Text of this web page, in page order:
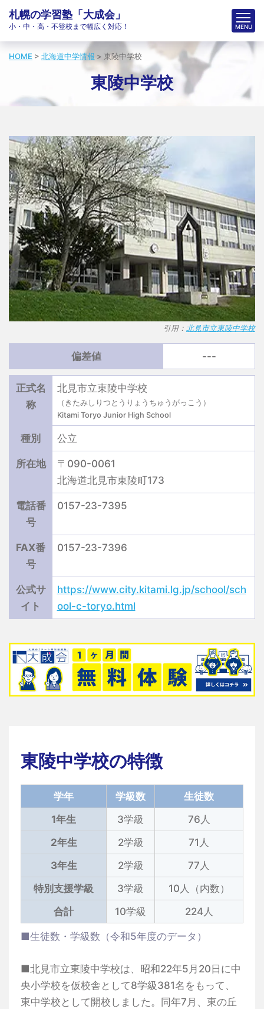
札幌の学習塾「大成会」
小・中・高・不登校まで幅広く対応！
HOME > 北海道中学情報 > 東陵中学校
東陵中学校
引用： 北見市立東陵中学校
偏差値 ---
正式名
称
北見市立東陵中学校
（きたみしりつとうりょうちゅうがっこう）
Kitami Toryo Junior High School
種別 公立
所在地
〒090-0061
北海道北見市東陵町173
電話番
号
0157-23-7395
FAX番
号
0157-23-7396
公式サ
イト
https://www.city.kitami.lg.jp/school/sch
ool-c-toryo.html
東陵中学校の特徴
■生徒数・学級数（令和5年度のデータ）
学年 学級数
生徒数
1年生
3学級
76人
2年生
2学級
71人
3年生
2学級
77人
特別支援学級
3学級
10人（内数）
合計
10学級 224人
■北見市立東陵中学校は、昭和22年5月20日に中
央小学校を仮校舎として8学級381名をもって、
東中学校として開校しました。同年7月、東の丘